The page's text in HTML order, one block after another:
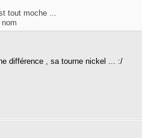
tout moche ...
différence , sa tourne nickel ... :/